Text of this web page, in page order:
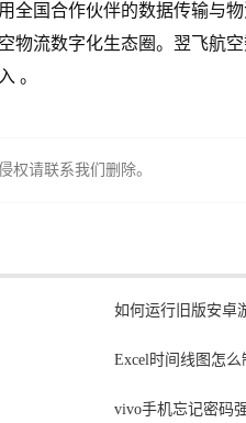
全国合作伙伴的数据传输与
物流数字化生态圈。翌飞航
。
权请联系我们删除。
如何运行旧版安卓
Excel时间线图怎么
vivo手机忘记密码